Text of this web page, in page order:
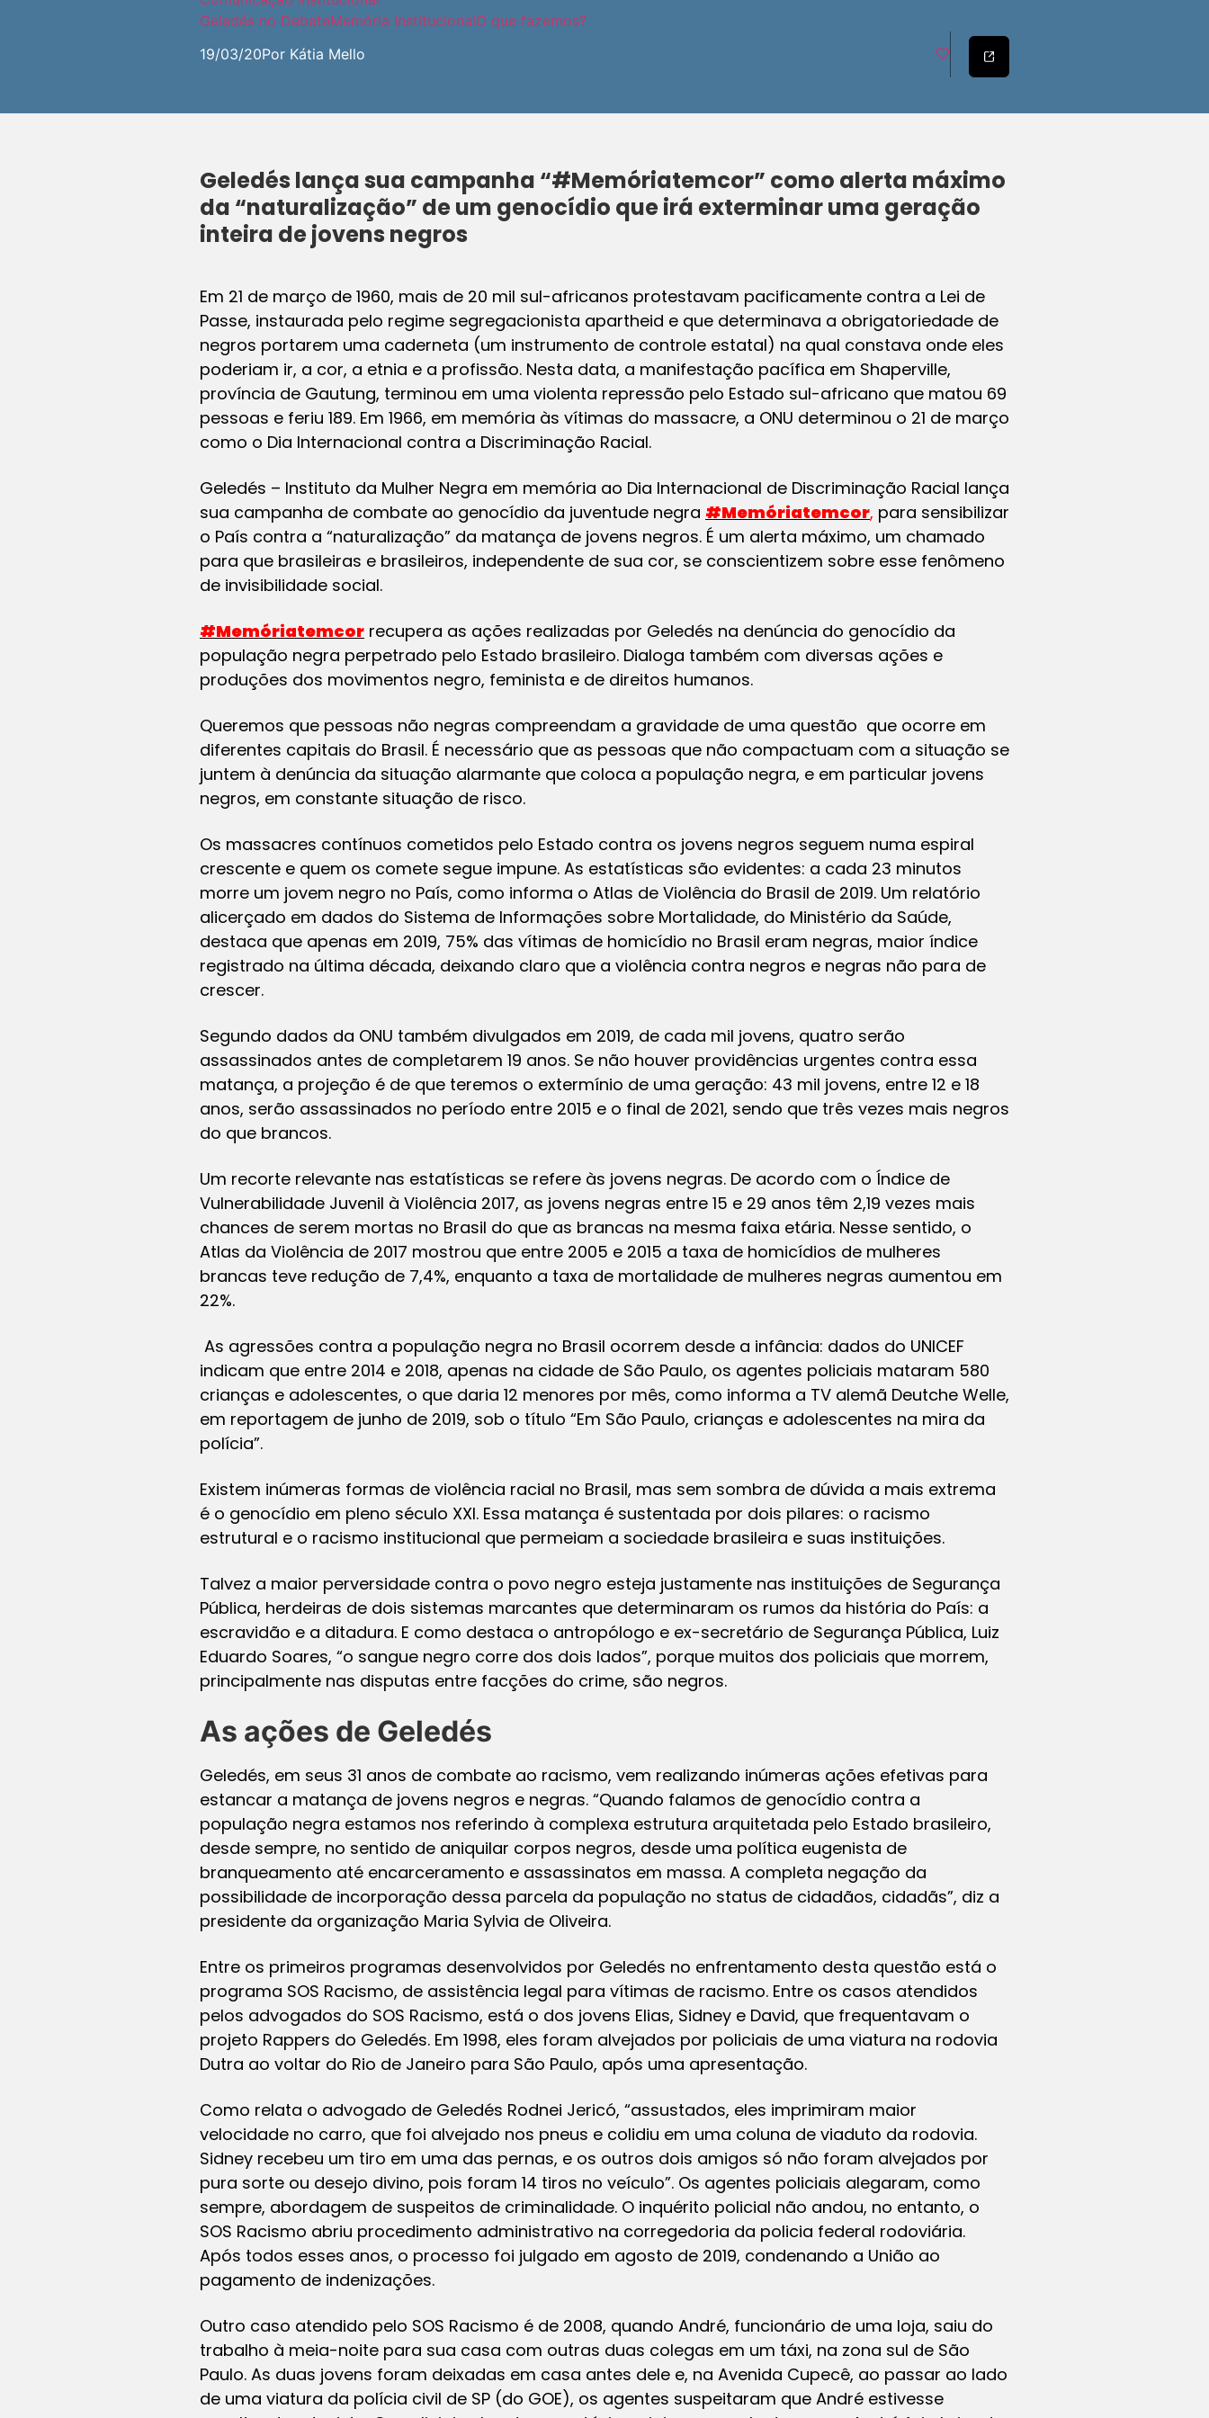
Geledés no DebateMemória InstitucionalO que fazemos?
19/03/20Por Kátia Mello
Geledés lança sua campanha “#Memóriatemcor” como alerta máximo
da “naturalização” de um genocídio que irá exterminar uma geração
inteira de jovens negros
Em 21 de março de 1960, mais de 20 mil sul-africanos protestavam pacificamente contra a Lei de
Passe, instaurada pelo regime segregacionista apartheid e que determinava a obrigatoriedade de
negros portarem uma caderneta (um instrumento de controle estatal) na qual constava onde eles
poderiam ir, a cor, a etnia e a profissão. Nesta data, a manifestação pacífica em Shaperville,
província de Gautung, terminou em uma violenta repressão pelo Estado sul-africano que matou 69
pessoas e feriu 189. Em 1966, em memória às vítimas do massacre, a ONU determinou o 21 de março
como o Dia Internacional contra a Discriminação Racial.
Geledés – Instituto da Mulher Negra em memória ao Dia Internacional de Discriminação Racial lança
sua campanha de combate ao genocídio da juventude negra #Memóriatemcor, para sensibilizar
o País contra a “naturalização” da matança de jovens negros. É um alerta máximo, um chamado
para que brasileiras e brasileiros, independente de sua cor, se conscientizem sobre esse fenômeno
de invisibilidade social.
#Memóriatemcor recupera as ações realizadas por Geledés na denúncia do genocídio da
população negra perpetrado pelo Estado brasileiro. Dialoga também com diversas ações e
produções dos movimentos negro, feminista e de direitos humanos.
Queremos que pessoas não negras compreendam a gravidade de uma questão que ocorre em
diferentes capitais do Brasil. É necessário que as pessoas que não compactuam com a situação se
juntem à denúncia da situação alarmante que coloca a população negra, e em particular jovens
negros, em constante situação de risco.
Os massacres contínuos cometidos pelo Estado contra os jovens negros seguem numa espiral
crescente e quem os comete segue impune. As estatísticas são evidentes: a cada 23 minutos
morre um jovem negro no País, como informa o Atlas de Violência do Brasil de 2019. Um relatório
alicerçado em dados do Sistema de Informações sobre Mortalidade, do Ministério da Saúde,
destaca que apenas em 2019, 75% das vítimas de homicídio no Brasil eram negras, maior índice
registrado na última década, deixando claro que a violência contra negros e negras não para de
crescer.
Segundo dados da ONU também divulgados em 2019, de cada mil jovens, quatro serão
assassinados antes de completarem 19 anos. Se não houver providências urgentes contra essa
matança, a projeção é de que teremos o extermínio de uma geração: 43 mil jovens, entre 12 e 18
anos, serão assassinados no período entre 2015 e o final de 2021, sendo que três vezes mais negros
do que brancos.
Um recorte relevante nas estatísticas se refere às jovens negras. De acordo com o Índice de
Vulnerabilidade Juvenil à Violência 2017, as jovens negras entre 15 e 29 anos têm 2,19 vezes mais
chances de serem mortas no Brasil do que as brancas na mesma faixa etária. Nesse sentido, o
Atlas da Violência de 2017 mostrou que entre 2005 e 2015 a taxa de homicídios de mulheres
brancas teve redução de 7,4%, enquanto a taxa de mortalidade de mulheres negras aumentou em
22%.
As agressões contra a população negra no Brasil ocorrem desde a infância: dados do UNICEF
indicam que entre 2014 e 2018, apenas na cidade de São Paulo, os agentes policiais mataram 580
crianças e adolescentes, o que daria 12 menores por mês, como informa a TV alemã Deutche Welle,
em reportagem de junho de 2019, sob o título “Em São Paulo, crianças e adolescentes na mira da
polícia”.
Existem inúmeras formas de violência racial no Brasil, mas sem sombra de dúvida a mais extrema
é o genocídio em pleno século XXI. Essa matança é sustentada por dois pilares: o racismo
estrutural e o racismo institucional que permeiam a sociedade brasileira e suas instituições.
Talvez a maior perversidade contra o povo negro esteja justamente nas instituições de Segurança
Pública, herdeiras de dois sistemas marcantes que determinaram os rumos da história do País: a
escravidão e a ditadura. E como destaca o antropólogo e ex-secretário de Segurança Pública, Luiz
Eduardo Soares, “o sangue negro corre dos dois lados”, porque muitos dos policiais que morrem,
principalmente nas disputas entre facções do crime, são negros.
As ações de Geledés
Geledés, em seus 31 anos de combate ao racismo, vem realizando inúmeras ações efetivas para
estancar a matança de jovens negros e negras. “Quando falamos de genocídio contra a
população negra estamos nos referindo à complexa estrutura arquitetada pelo Estado brasileiro,
desde sempre, no sentido de aniquilar corpos negros, desde uma política eugenista de
branqueamento até encarceramento e assassinatos em massa. A completa negação da
possibilidade de incorporação dessa parcela da população no status de cidadãos, cidadãs”, diz a
presidente da organização Maria Sylvia de Oliveira.
Entre os primeiros programas desenvolvidos por Geledés no enfrentamento desta questão está o
programa SOS Racismo, de assistência legal para vítimas de racismo. Entre os casos atendidos
pelos advogados do SOS Racismo, está o dos jovens Elias, Sidney e David, que frequentavam o
projeto Rappers do Geledés. Em 1998, eles foram alvejados por policiais de uma viatura na rodovia
Dutra ao voltar do Rio de Janeiro para São Paulo, após uma apresentação.
Como relata o advogado de Geledés Rodnei Jericó, “assustados, eles imprimiram maior
velocidade no carro, que foi alvejado nos pneus e colidiu em uma coluna de viaduto da rodovia.
Sidney recebeu um tiro em uma das pernas, e os outros dois amigos só não foram alvejados por
pura sorte ou desejo divino, pois foram 14 tiros no veículo”. Os agentes policiais alegaram, como
sempre, abordagem de suspeitos de criminalidade. O inquérito policial não andou, no entanto, o
SOS Racismo abriu procedimento administrativo na corregedoria da policia federal rodoviária.
Após todos esses anos, o processo foi julgado em agosto de 2019, condenando a União ao
pagamento de indenizações.
Outro caso atendido pelo SOS Racismo é de 2008, quando André, funcionário de uma loja, saiu do
trabalho à meia-noite para sua casa com outras duas colegas em um táxi, na zona sul de São
Paulo. As duas jovens foram deixadas em casa antes dele e, na Avenida Cupecê, ao passar ao lado
de uma viatura da polícia civil de SP (do GOE), os agentes suspeitaram que André estivesse